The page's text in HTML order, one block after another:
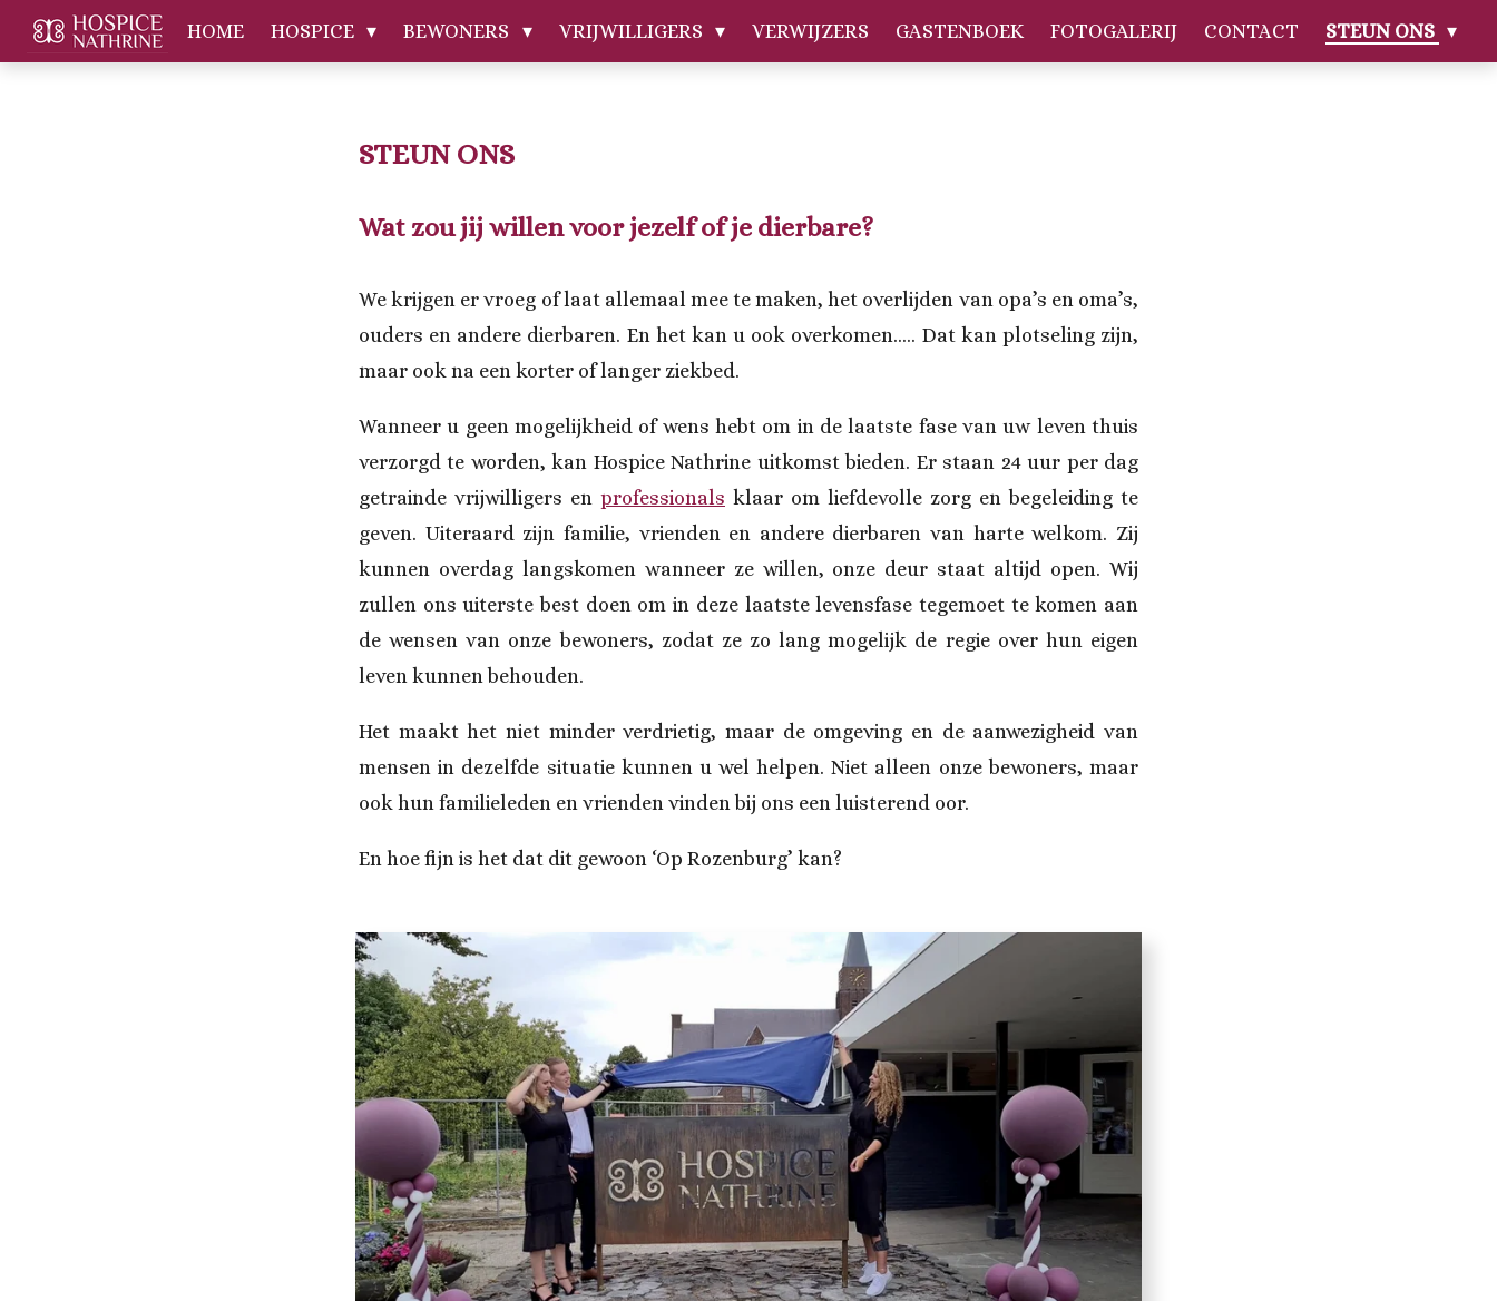
Ga
direct
HOME HOSPICE BEWONERS VRIJWILLIGERS VERWIJZERS GASTENBOEK FOTOGALERIJ CONTACT STEUN ONS
STEUN ONS
Wat zou jij willen voor jezelf of je dierbare?
We krijgen er vroeg of laat allemaal mee te maken, het overlijden van opa’s en oma’s,
ouders en andere dierbaren. En het kan u ook overkomen….. Dat kan plotseling zijn,
maar ook na een korter of langer ziekbed.
Wanneer u geen mogelijkheid of wens hebt om in de laatste fase van uw leven thuis
verzorgd te worden, kan Hospice Nathrine uitkomst bieden. Er staan 24 uur per dag
getrainde vrijwilligers en professionals klaar om liefdevolle zorg en begeleiding te
geven. Uiteraard zijn familie, vrienden en andere dierbaren van harte welkom. Zij
kunnen overdag langskomen wanneer ze willen, onze deur staat altijd open. Wij
zullen ons uiterste best doen om in deze laatste levensfase tegemoet te komen aan
de wensen van onze bewoners, zodat ze zo lang mogelijk de regie over hun eigen
leven kunnen behouden.
Het maakt het niet minder verdrietig, maar de omgeving en de aanwezigheid van
mensen in dezelfde situatie kunnen u wel helpen. Niet alleen onze bewoners, maar
ook hun familieleden en vrienden vinden bij ons een luisterend oor.
En hoe fijn is het dat dit gewoon ‘Op Rozenburg’ kan?